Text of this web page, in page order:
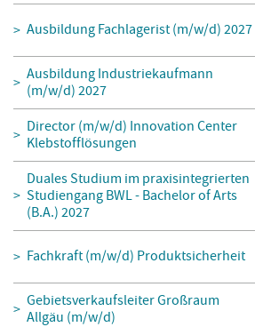
Ausbildung Fachlagerist (m/w/d) 2027
Ausbildung Industriekaufmann
(m/w/d) 2027
Director (m/w/d) Innovation Center
Klebstofflösungen
Duales Studium im praxisintegrierten
Studiengang BWL - Bachelor of Arts
(B.A.) 2027
Fachkraft (m/w/d) Produktsicherheit
Gebietsverkaufsleiter Großraum
Allgäu (m/w/d)